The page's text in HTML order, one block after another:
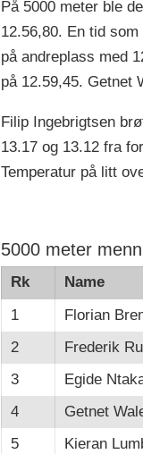
På 5000 meter ble
12.56,80. En tid
på andreplass med
på 12.59,45. Getnet
Filip Ingebrigtsen
13.17 og 13.12 fra
Temperatur på litt
5000 meter menn
Rk Name
1
Florian
2
Frederik
3
Egide
4
Getnet
5
Kieran